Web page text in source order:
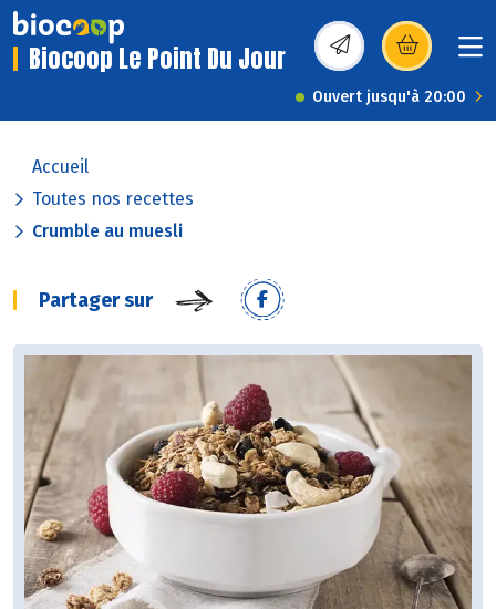
Biocoop Le Point Du Jour (s’ouvre dans une
Ouvert jusqu'à 20:00
Accueil
Toutes nos recettes
Crumble au muesli
Partager sur